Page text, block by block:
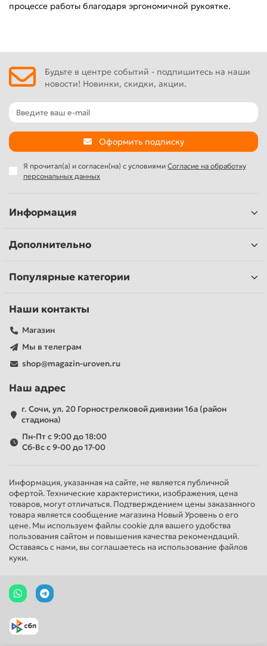
процессе работы благодаря эргономичной рукоятке.
Будьте в центре событий - подпишитесь на наши
новости! Новинки, скидки, акции.
Оформить подписку
Я прочитал(а) и согласен(на) с условиями Согласие на обработку
персональных данных
Информация
Дополнительно
Популярные категории
Наши контакты
Магазин
Мы в телеграм
shop@magazin-uroven.ru
Наш адрес
г. Сочи, ул. 20 Горнострелковой дивизии 16а (район
стадиона)
Пн-Пт с 9:00 до 18:00
Сб-Вс с 9-00 до 17-00
Информация, указанная на сайте, не является публичной
офертой. Технические характеристики, изображения, цена
товаров, могут отличаться. Подтверждением цены заказанного
товара является сообщение магазина Новый Уровень о его
цене. Мы используем файлы cookie для вашего удобства
пользования сайтом и повышения качества рекомендаций.
Оставаясь с нами, вы соглашаетесь на использование файлов
куки.